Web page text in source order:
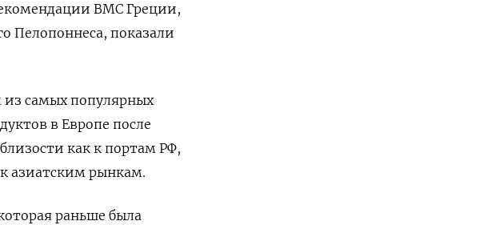
ВМС Греции,
Пелопоннеса, показали
самых популярных
в Европе после
как к портам РФ,
азиатским рынкам.
раньше была